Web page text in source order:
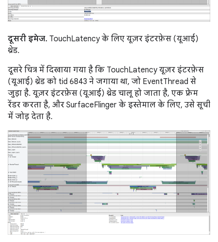
दूसरी इमेज. TouchLatency के लिए यूज़र इंटरफ़ेस (यूआई)
थ्रेड.
दूसरे चित्र में दिखाया गया है कि TouchLatency यूज़र इंटरफ़ेस
(यूआई) थ्रेड को tid 6843 ने जगाया था, जो EventThread से
जुड़ा है. यूज़र इंटरफ़ेस (यूआई) थ्रेड चालू हो जाता है, एक फ़्रेम
रेंडर करता है, और SurfaceFlinger के इस्तेमाल के लिए, उसे सूची
में जोड़ देता है.